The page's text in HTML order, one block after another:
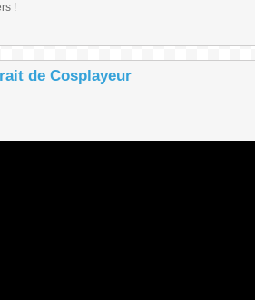
!
de Cosplayeur